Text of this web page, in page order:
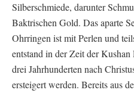
Silberschmiede, darunter
Baktrischen Gold. Das aparte
Ohrringen ist mit Perlen und
entstand in der Zeit der
drei Jahrhunderten nach
ersteigert werden. Bereits aus